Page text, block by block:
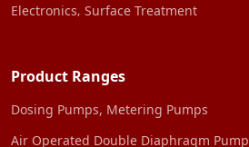
Electronics‚ Surface Treatment
Product Ranges
Dosing Pumps, Metering Pumps
Air Operated Double Diaphragm Pump